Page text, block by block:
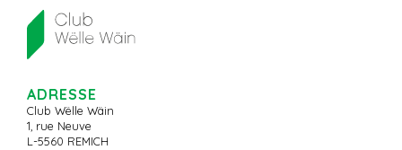
ADRESSE
Club Wëlle Wäin
1, rue Neuve
L-5560 REMICH